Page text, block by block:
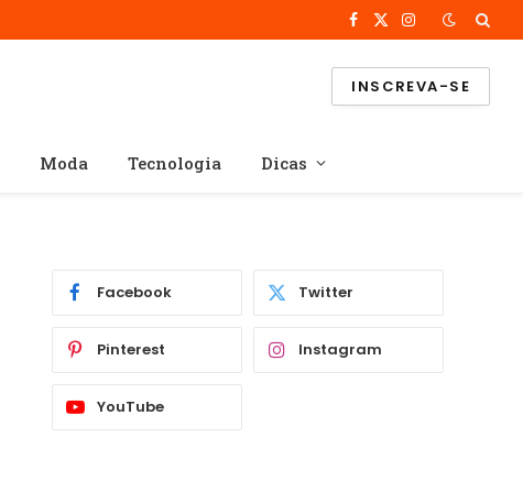
Facebook
X
Instagram
INSCREVA-SE
Moda Tecnologia Dicas
Facebook Twitter
Pinterest Instagram
YouTube